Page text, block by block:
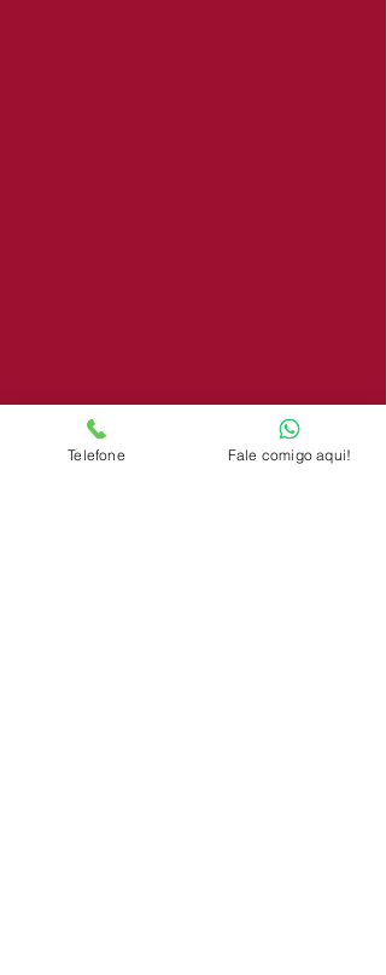
Telefone Fale comigo aqui!